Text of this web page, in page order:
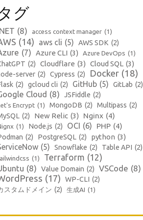
グ
(8) access context manager (1)
(14) aws cli (5) AWS SDK (2)
(7) Azure CLI (3) Azure DevOps (1)
(2) Cloudflare (3) Cloud SQL (3)
server (2) Cypress (2) Docker (18)
(2) gcloud cli (2) GitHub (5) GitLab (2)
Cloud (8) JSFiddle (2)
Encrypt (1) MongoDB (2) Multipass (2)
(2) New Relic (3) Nginx (4)
(1) Node.js (2) OCI (6) PHP (4)
(2) PostgreSQL (2) python (3)
(5) Snowflake (2) Table API (2)
(1) Terraform (12)
(8) Value Domain (2) VSCode (8)
(17) WP-CLI (2)
スタムドメイン (2) 生成AI (1)